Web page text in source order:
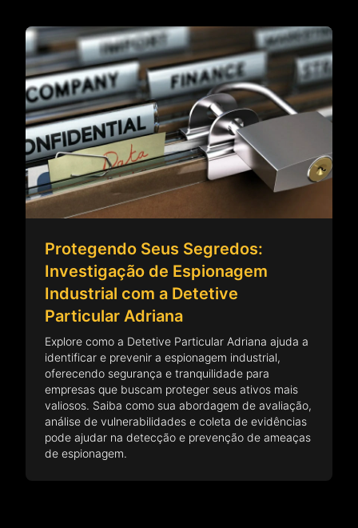
Protegendo Seus Segredos:
Investigação de Espionagem
Industrial com a Detetive
Particular Adriana
Explore como a Detetive Particular Adriana ajuda a
identificar e prevenir a espionagem industrial,
oferecendo segurança e tranquilidade para
empresas que buscam proteger seus ativos mais
valiosos. Saiba como sua abordagem de avaliação,
análise de vulnerabilidades e coleta de evidências
pode ajudar na detecção e prevenção de ameaças
de espionagem.